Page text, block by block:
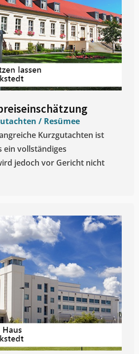
/ Resümee
Kurzgutachten ist
ein vollständiges
jedoch vor Gericht nicht